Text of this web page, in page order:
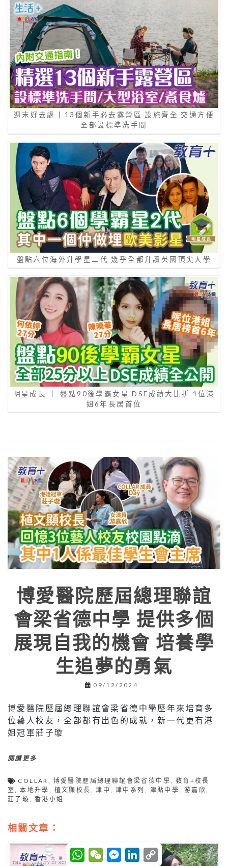
週末好去處 | 13個新手必去露營區 設施齊全 交通方便
全部設標準洗手間
盤點六位海外升學星二代 幾乎全都升讀英國頂尖大學
明星成長 ｜ 盤點90後學霸女星 DSE成績大比拼 1位港
姐6年長居首位
博愛醫院歷屆總理聯誼
會梁省德中學 提供多個
展現自我的機會 培養學
生追夢的勇氣
09/12/2024
博愛醫院歷屆總理聯誼會梁省德中學歷年來培育多
位藝人校友，全部都有出色的成就，新一代更有港
姐冠軍莊子璇
閱讀更多
COLLAR 博愛醫院歷屆總理聯誼會梁省德中學
教育+校長
室
,本地升學 植文顯校長 ,津中 ,津中系列 津貼中學 游嘉欣
莊子璇
,香港小姐
相關文章：
W
h
W
e
M
e
L
C
o